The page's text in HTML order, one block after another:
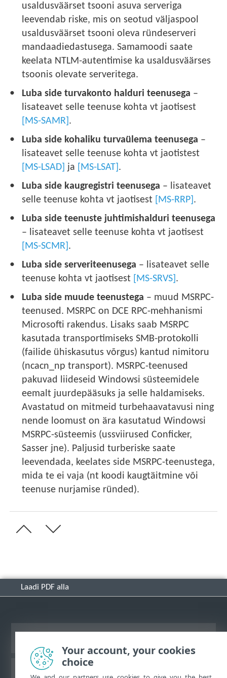
usaldusväärset tsooni asuva serveriga
leevendab riske, mis on seotud väljaspool
usaldusväärset tsooni oleva ründeserveri
mandaadiedastusega. Samamoodi saate
keelata NTLM-autentimise ka usaldusväärses
tsoonis olevate serveritega.
Luba side turvakonto halduri teenusega –
lisateavet selle teenuse kohta vt jaotisest
[MS-SAMR] .
Luba side kohaliku turvaülema teenusega –
lisateavet selle teenuse kohta vt jaotistest
[MS-LSAD] ja [MS-LSAT] .
Luba side kaugregistri teenusega – lisateavet
selle teenuse kohta vt jaotisest [MS-RRP] .
Luba side teenuste juhtimishalduri teenusega
– lisateavet selle teenuse kohta vt jaotisest
[MS-SCMR] .
Luba side serveriteenusega – lisateavet selle
teenuse kohta vt jaotisest [MS-SRVS] .
Luba side muude teenustega – muud MSRPC-
teenused. MSRPC on DCE RPC-mehhanismi
Microsofti rakendus. Lisaks saab MSRPC
kasutada transportimiseks SMB-protokolli
(failide ühiskasutus võrgus) kantud nimitoru
(ncacn_np transport). MSRPC-teenused
pakuvad liideseid Windowsi süsteemidele
eemalt juurdepääsuks ja selle haldamiseks.
Avastatud on mitmeid turbehaavatavusi ning
nende loomust on ära kasutatud Windowsi
MSRPC-süsteemis (ussviirused Conficker,
Sasser jne). Paljusid turberiske saate
leevendada, keelates side MSRPC-teenustega,
mida te ei vaja (nt koodi kaugtäitmine või
teenuse nurjamise ründed).
Laadi PDF alla
ESET-i teabebaas
Your account, your cookies
choice